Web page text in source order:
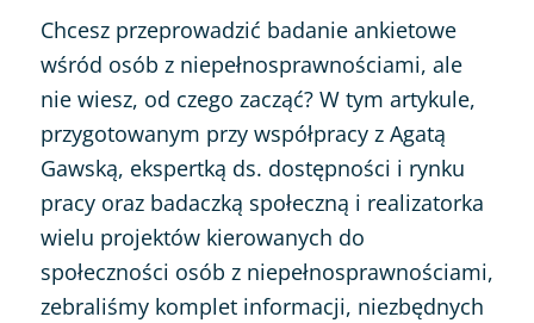
Chcesz przeprowadzić badanie ankietowe
wśród osób z niepełnosprawnościami, ale
nie wiesz, od czego zacząć? W tym artykule,
przygotowanym przy współpracy z Agatą
Gawską, ekspertką ds. dostępności i rynku
pracy oraz badaczką społeczną i realizatorka
wielu projektów kierowanych do
społeczności osób z niepełnosprawnościami,
zebraliśmy komplet informacji, niezbędnych